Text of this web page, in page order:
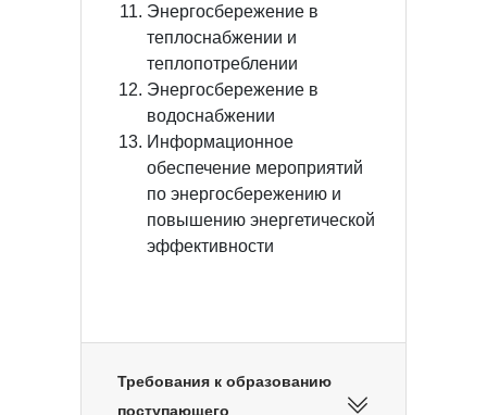
Энергосбережение в
теплоснабжении и
теплопотреблении
Энергосбережение в
водоснабжении
Информационное
обеспечение мероприятий
по энергосбережению и
повышению энергетической
эффективности
Требования к образованию
поступающего